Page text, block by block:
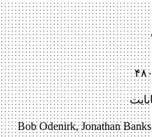
Bob Odenirk, Jonathan